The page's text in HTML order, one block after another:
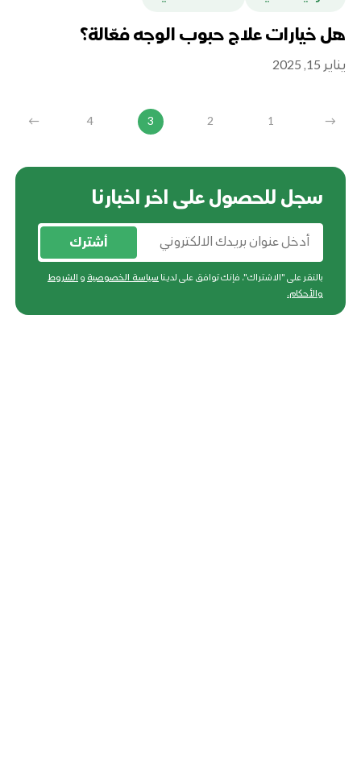
هل خيارات علاج حبوب الوجه فعّالة؟
يناير 15, 2025
→
1
2
3
4
←
سجل للحصول على اخر اخبارنا
أشترك
بالنقر على "الاشتراك"، فإنك توافق على لدينا سياسة الخصوصية و الشروط
والأحكام.